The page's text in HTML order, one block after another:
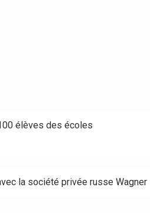
élèves des écoles
la société privée russe Wagner